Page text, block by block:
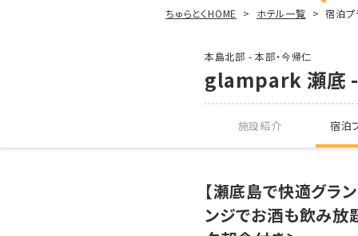
ちゅらとくHOME ホテル一覧 宿泊プ
本島北部 - 本部・今帰仁
glampark 瀬底
施設紹介 宿泊
【瀬底島で快適グラ
ンジでお酒も飲み放